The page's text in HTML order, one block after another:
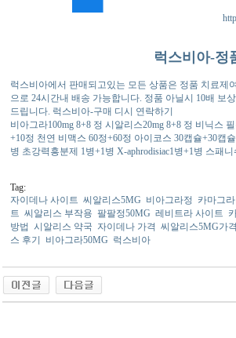
럭스비아-정
럭스비아에서 판매되고있는 모든 상품은 정품 치료제
으로 24시간내 배송 가능합니다. 정품 아닐시 10배 보
드립니다. 럭스비아-구매 디시 연락하기
비아그라100mg 8+8 정 시알리스20mg 8+8 정 비닉스
+10정 천연 비맥스 60정+60정 아이코스 30캡슐+30캡
병 초강력흥분제 1병+1병 X-aphrodisiac1병+1병 스패
Tag:
자이데나 사이트 씨알리스5MG 비아그라정 카마그
트 씨알리스 부작용 팔팔정50MG 레비트라 사이트
방법 시알리스 약국 자이데나 가격 씨알리스5MG가격
스 후기
비아그라50MG 럭스비아